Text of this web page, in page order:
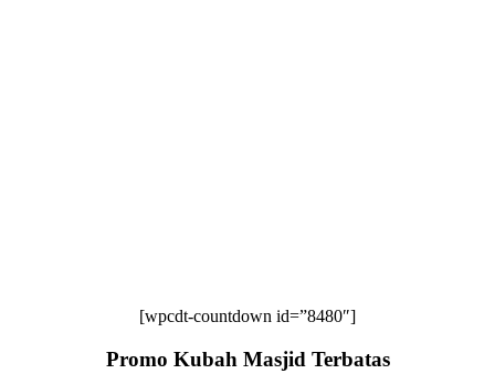
[wpcdt-countdown id=”8480″]
Promo Kubah Masjid Terbatas